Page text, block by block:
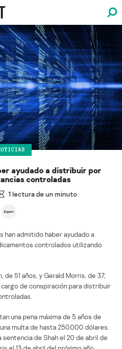
ayudado a distribuir por
controladas
1 lectura de un minuto
han admitido haber ayudado a
controlados utilizando
51 años, y Gerald Morris, de 37,
de conspiración para distribuir
una pena máxima de 5 años de
multa de hasta 250.000 dólares.
de Shah el 20 de abril de